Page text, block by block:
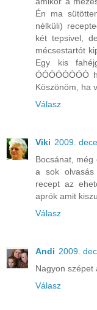
Én ma
nélküli)
két tepsivel,
mécsestartót
Egy kis
ÓÓÓÓÓÓÓÓ
Köszönöm, ha
Válasz
Viki 2009.
Bocsánat,
a sok
recept az
aprók amit
Válasz
Andi 2009.
Nagyon szépet
Válasz